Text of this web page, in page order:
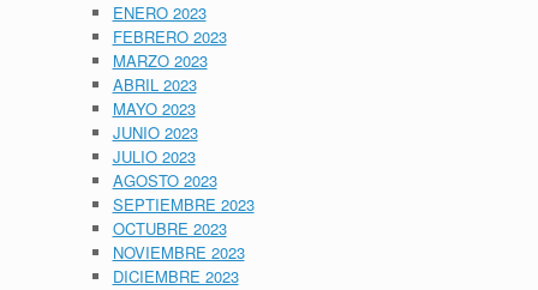
ENERO 2023
FEBRERO 2023
MARZO 2023
ABRIL 2023
MAYO 2023
JUNIO 2023
JULIO 2023
AGOSTO 2023
SEPTIEMBRE 2023
OCTUBRE 2023
NOVIEMBRE 2023
DICIEMBRE 2023